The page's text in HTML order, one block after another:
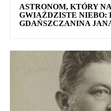
ASTRONOM, KTÓRY
GWIAŹDZISTE NIEBO:
GDAŃSZCZANINA